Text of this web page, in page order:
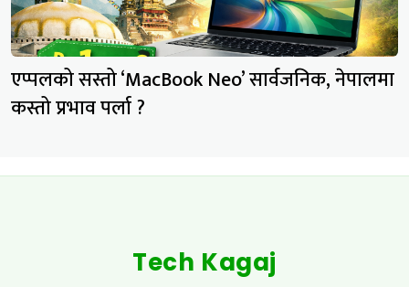
एप्पलको सस्तो ‘MacBook Neo’ सार्वजनिक, नेपालमा
कस्तो प्रभाव पर्ला ?
Tech Kagaj